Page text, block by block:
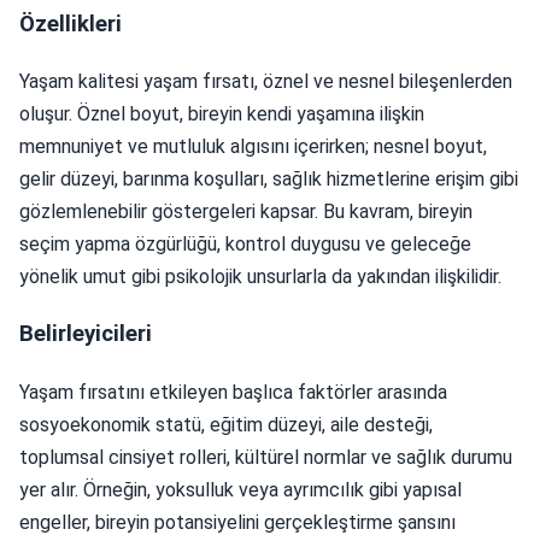
Özellikleri
Yaşam kalitesi yaşam fırsatı, öznel ve nesnel bileşenlerden
oluşur. Öznel boyut, bireyin kendi yaşamına ilişkin
memnuniyet ve mutluluk algısını içerirken; nesnel boyut,
gelir düzeyi, barınma koşulları, sağlık hizmetlerine erişim gibi
gözlemlenebilir göstergeleri kapsar. Bu kavram, bireyin
seçim yapma özgürlüğü, kontrol duygusu ve geleceğe
yönelik umut gibi psikolojik unsurlarla da yakından ilişkilidir.
Belirleyicileri
Yaşam fırsatını etkileyen başlıca faktörler arasında
sosyoekonomik statü, eğitim düzeyi, aile desteği,
toplumsal cinsiyet rolleri, kültürel normlar ve sağlık durumu
yer alır. Örneğin, yoksulluk veya ayrımcılık gibi yapısal
engeller, bireyin potansiyelini gerçekleştirme şansını